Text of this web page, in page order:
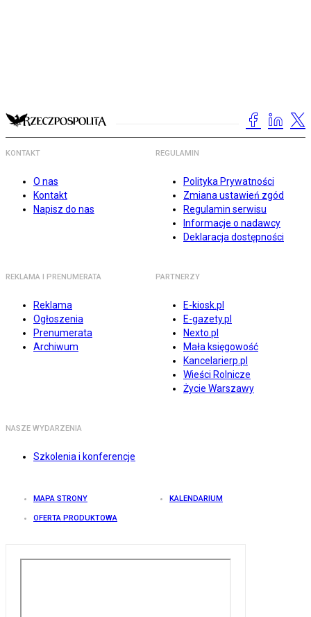
KONTAKT
O nas
Kontakt
Napisz do nas
REGULAMIN
Polityka Prywatności
Zmiana ustawień zgód
Regulamin serwisu
Informacje o nadawcy
Deklaracja dostępności
REKLAMA I PRENUMERATA
Reklama
Ogłoszenia
Prenumerata
Archiwum
PARTNERZY
E-kiosk.pl
E-gazety.pl
Nexto.pl
Mała księgowość
Kancelarierp.pl
Wieści Rolnicze
Życie Warszawy
NASZE WYDARZENIA
Szkolenia i konferencje
MAPA STRONY KALENDARIUM
OFERTA PRODUKTOWA